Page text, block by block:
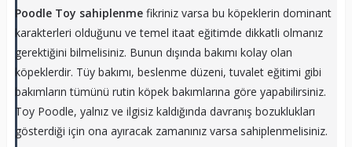
Poodle Toy sahiplenme fikriniz varsa bu köpeklerin dominant
karakterleri olduğunu ve temel itaat eğitimde dikkatli olmanız
gerektiğini bilmelisiniz. Bunun dışında bakımı kolay olan
köpeklerdir. Tüy bakımı, beslenme düzeni, tuvalet eğitimi gibi
bakımların tümünü rutin köpek bakımlarına göre yapabilirsiniz.
Toy Poodle, yalnız ve ilgisiz kaldığında davranış bozuklukları
gösterdiği için ona ayıracak zamanınız varsa sahiplenmelisiniz.